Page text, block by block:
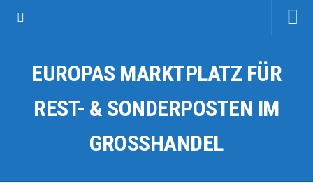
Kategorien
Auto & Motorrad
Fahrzeuge & Transport
EUROPAS MARKTPLATZ FÜR
REST- & SONDERPOSTEN IM
GROSSHANDEL